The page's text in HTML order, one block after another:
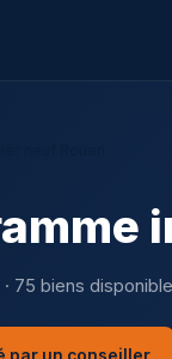
75 biens
par un conseiller